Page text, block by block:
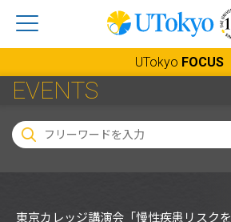
UTokyo FOCUS
EVENTS
東京カレッジ講演会「慢性疾患リスクを